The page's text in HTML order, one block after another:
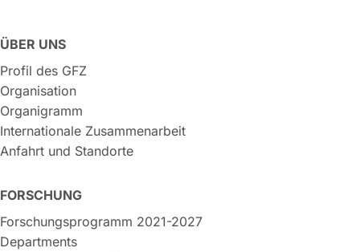
ÜBER UNS
Profil des GFZ
Organisation
Organigramm
Internationale Zusammenarbeit
Anfahrt und Standorte
FORSCHUNG
Forschungsprogramm 2021-2027
Departments